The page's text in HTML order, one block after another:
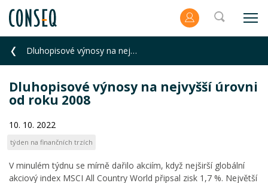
Dluhopisové výnosy na nejvyšší úrovni od roku 2008
Dluhopisové výnosy na nejvyšší úrovni
od roku 2008
10. 10. 2022
týden na finančních trzích
V minulém týdnu se mírně dařilo akciím, když nejširší globální
akciový index MSCI All Country World připsal zisk 1,7 %. Největší